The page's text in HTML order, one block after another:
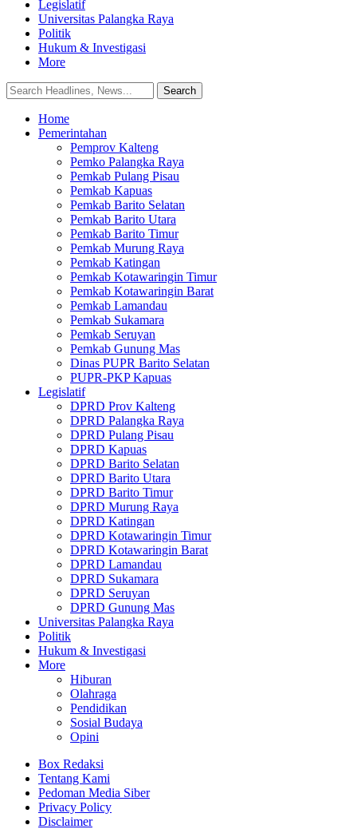
Legislatif
Universitas Palangka Raya
Politik
Hukum & Investigasi
More
Home
Pemerintahan
Pemprov Kalteng
Pemko Palangka Raya
Pemkab Pulang Pisau
Pemkab Kapuas
Pemkab Barito Selatan
Pemkab Barito Utara
Pemkab Barito Timur
Pemkab Murung Raya
Pemkab Katingan
Pemkab Kotawaringin Timur
Pemkab Kotawaringin Barat
Pemkab Lamandau
Pemkab Sukamara
Pemkab Seruyan
Pemkab Gunung Mas
Dinas PUPR Barito Selatan
PUPR-PKP Kapuas
Legislatif
DPRD Prov Kalteng
DPRD Palangka Raya
DPRD Pulang Pisau
DPRD Kapuas
DPRD Barito Selatan
DPRD Barito Utara
DPRD Barito Timur
DPRD Murung Raya
DPRD Katingan
DPRD Kotawaringin Timur
DPRD Kotawaringin Barat
DPRD Lamandau
DPRD Sukamara
DPRD Seruyan
DPRD Gunung Mas
Universitas Palangka Raya
Politik
Hukum & Investigasi
More
Hiburan
Olahraga
Pendidikan
Sosial Budaya
Opini
Box Redaksi
Tentang Kami
Pedoman Media Siber
Privacy Policy
Disclaimer